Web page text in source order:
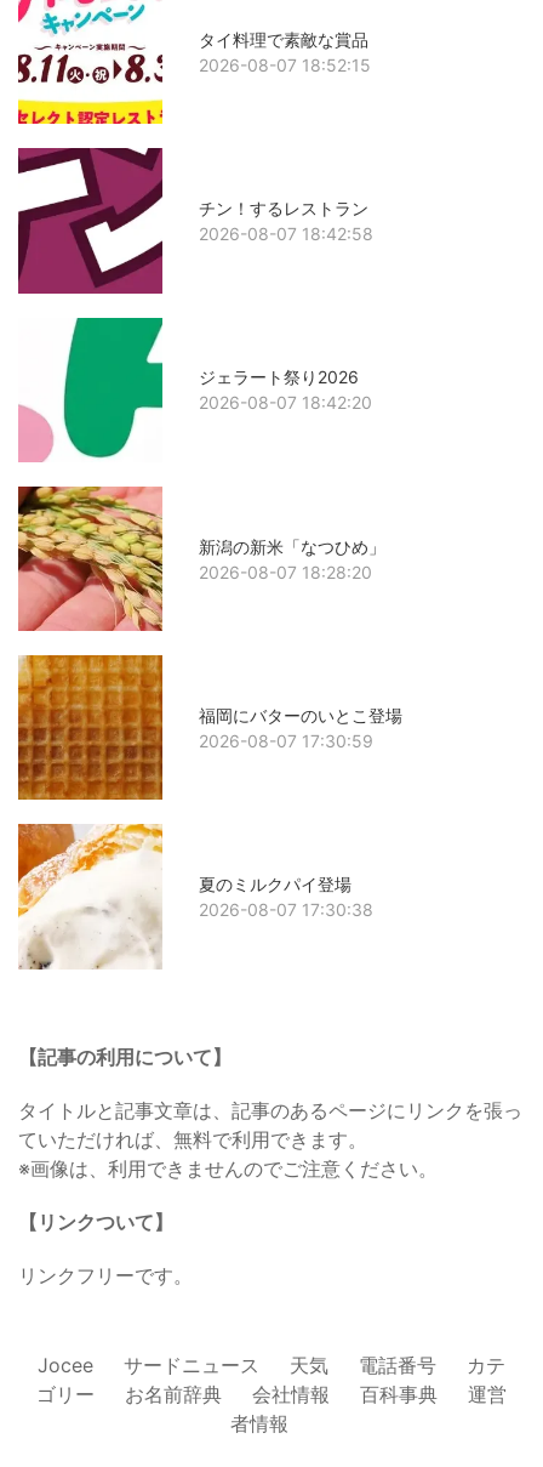
タイ料理で素敵な賞品
2026-08-07 18:52:15
チン！するレストラン
2026-08-07 18:42:58
ジェラート祭り2026
2026-08-07 18:42:20
新潟の新米「なつひめ」
2026-08-07 18:28:20
福岡にバターのいとこ登場
2026-08-07 17:30:59
夏のミルクパイ登場
2026-08-07 17:30:38
【記事の利用について】
タイトルと記事文章は、記事のあるページにリンクを張っ
ていただければ、無料で利用できます。
※画像は、利用できませんのでご注意ください。
【リンクついて】
リンクフリーです。
Jocee サードニュース 天気 電話番号
カテ
ゴリー
お名前辞典 会社情報 百科事典
運営
者情報